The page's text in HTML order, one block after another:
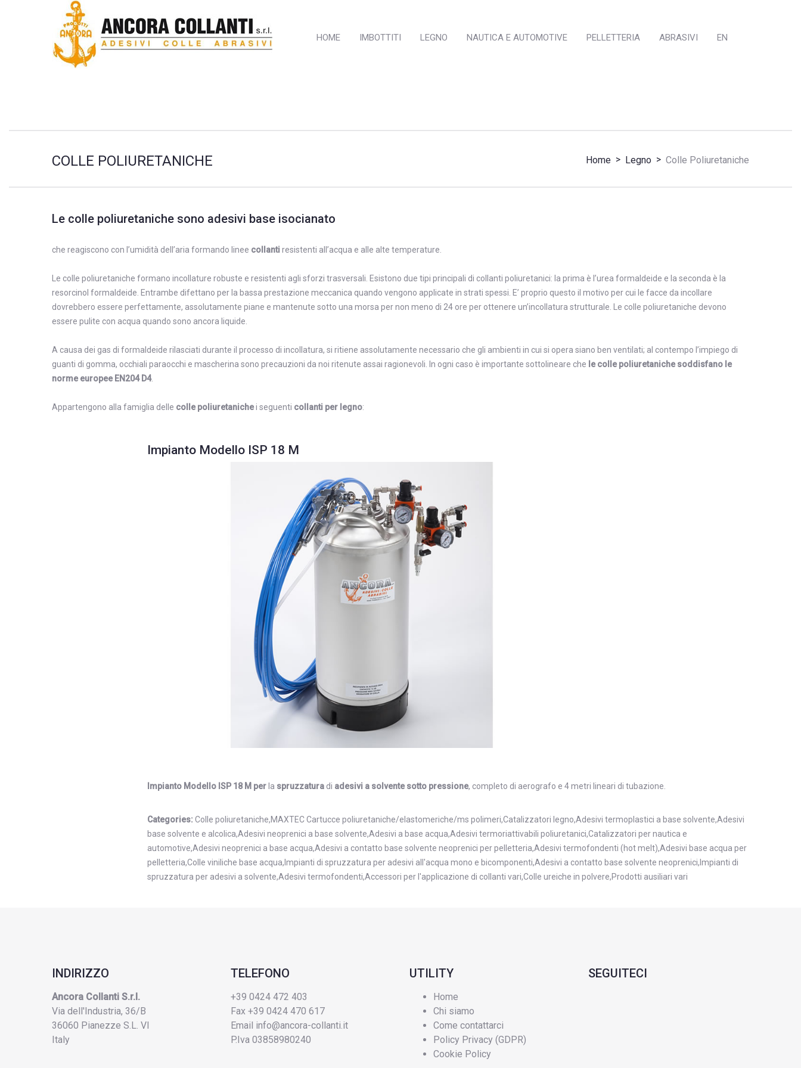
HOME IMBOTTITI LEGNO NAUTICA E AUTOMOTIVE PELLETTERIA ABRASIVI EN
COLLE POLIURETANICHE Home > Legno > Colle Poliuretaniche
Le colle poliuretaniche sono adesivi base isocianato
che reagiscono con l’umidità dell’aria formando linee collantiresistenti all’acqua e alle alte temperature.
Le colle poliuretaniche formano incollature robuste e resistenti agli sforzi trasversali. Esistono due tipi principali di collanti poliuretanici: la prima è l’urea formaldeide e la seconda è la
resorcinol formaldeide. Entrambe difettano per la bassa prestazione meccanica quando vengono applicate in strati spessi. E’ proprio questo il motivo per cui le facce da incollare
dovrebbero essere perfettamente, assolutamente piane e mantenute sotto una morsa per non meno di 24 ore per ottenere un’incollatura strutturale. Le colle poliuretaniche devono
essere pulite con acqua quando sono ancora liquide.
A causa dei gas di formaldeide rilasciati durante il processo di incollatura, si ritiene assolutamente necessario che gli ambienti in cui si opera siano ben ventilati; al contempo l’impiego di
guanti di gomma, occhiali paraocchi e mascherina sono precauzioni da noi ritenute assai ragionevoli. In ogni caso è importante sottolineare che le colle poliuretaniche soddisfano le
norme europee EN204 D4.
Appartengono alla famiglia delle colle poliuretanichei seguenti collanti per legno:
Impianto Modello ISP 18 M
Impianto Modello ISP 18 M perla spruzzatura di adesivi a solvente sotto pressione, completo di aerografo e 4 metri lineari di tubazione.
Categories: Colle poliuretaniche,MAXTEC Cartucce poliuretaniche/elastomeriche/ms polimeri,Catalizzatori legno,Adesivi termoplastici a base solvente,Adesivi
base solvente e alcolica,Adesivi neoprenici a base solvente,Adesivi a base acqua,Adesivi termoriattivabili poliuretanici,Catalizzatori per nautica e
automotive,Adesivi neoprenici a base acqua,Adesivi a contatto base solvente neoprenici per pelletteria,Adesivi termofondenti (hot melt),Adesivi base acqua per
pelletteria,Colle viniliche base acqua,Impianti di spruzzatura per adesivi all'acqua mono e bicomponenti,Adesivi a contatto base solvente neoprenici,Impianti di
spruzzatura per adesivi a solvente,Adesivi termofondenti,Accessori per l'applicazione di collanti vari,Colle ureiche in polvere,Prodotti ausiliari vari
INDIRIZZO
Ancora Collanti S.r.l.
Via dell'Industria, 36/B
36060 Pianezze S.L. VI
Italy
TELEFONO
+39 0424 472 403
Fax +39 0424 470 617
Email info@ancora-collanti.it
P.Iva 03858980240
UTILITY
Home
Chi siamo
Come contattarci
Policy Privacy (GDPR)
Cookie Policy
SEGUITECI